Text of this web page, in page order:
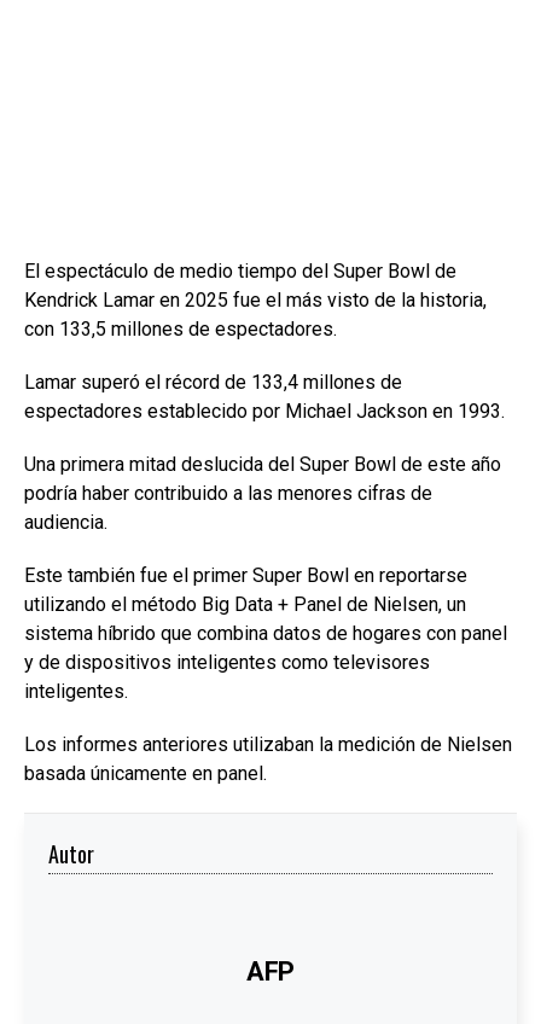
El espectáculo de medio tiempo del Super Bowl de
Kendrick Lamar en 2025 fue el más visto de la historia,
con 133,5 millones de espectadores.
Lamar superó el récord de 133,4 millones de
espectadores establecido por Michael Jackson en 1993.
Una primera mitad deslucida del Super Bowl de este año
podría haber contribuido a las menores cifras de
audiencia.
Este también fue el primer Super Bowl en reportarse
utilizando el método Big Data + Panel de Nielsen, un
sistema híbrido que combina datos de hogares con panel
y de dispositivos inteligentes como televisores
inteligentes.
Los informes anteriores utilizaban la medición de Nielsen
basada únicamente en panel.
Autor
AFP